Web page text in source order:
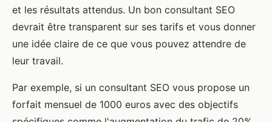
et les résultats attendus. Un bon consultant SEO
devrait être transparent sur ses tarifs et vous donner
une idée claire de ce que vous pouvez attendre de
leur travail.
Par exemple, si un consultant SEO vous propose un
forfait mensuel de 1000 euros avec des objectifs